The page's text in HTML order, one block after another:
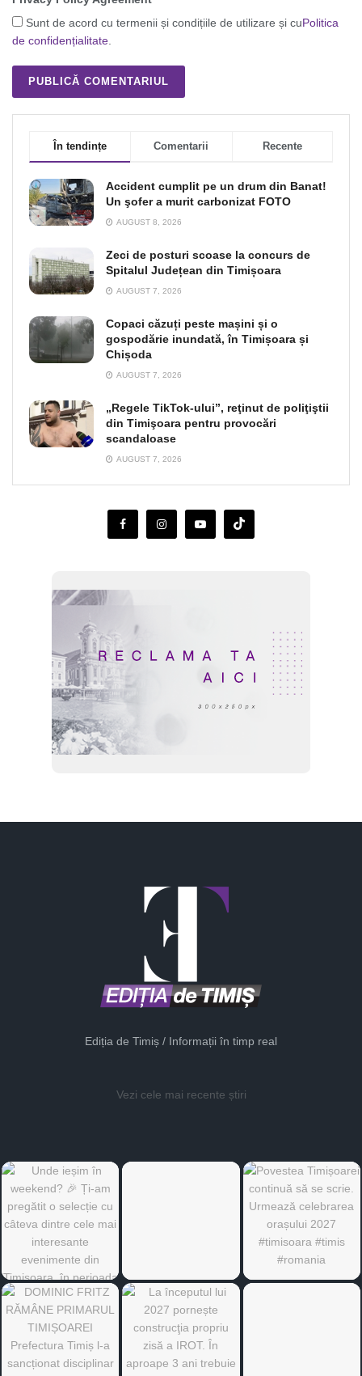
Sunt de acord cu termenii și condițiile de utilizare și cuPolitica
de confidențialitate.
În tendințe Comentarii Recente
Accident cumplit pe un drum din Banat!
Un şofer a murit carbonizat FOTO
AUGUST 8, 2026
Zeci de posturi scoase la concurs de
Spitalul Județean din Timișoara
AUGUST 7, 2026
Copaci căzuți peste mașini și o
gospodărie inundată, în Timișoara și
Chișoda
AUGUST 7, 2026
„Regele TikTok-ului”, reţinut de poliţiştii
din Timişoara pentru provocări
scandaloase
AUGUST 7, 2026
Ediția de Timiș / Informații în timp real
Vezi cele mai recente știri